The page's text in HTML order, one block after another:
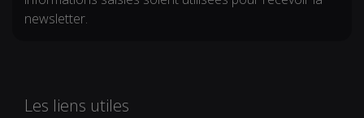
newsletter.
Les liens utiles